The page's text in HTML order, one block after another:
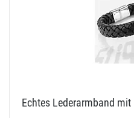
Echtes Lederarmband